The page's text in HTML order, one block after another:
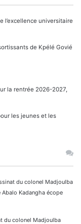
l’excellence universitaire
de Kpélé Govié
la rentrée 2026-2027,
les jeunes et les
du colonel Madjoulba
Abalo Kadangha écope
du colonel Madjoulba